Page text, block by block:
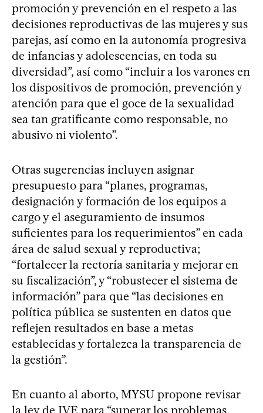
promoción y prevención en el respeto a las
decisiones reproductivas de las mujeres y sus
parejas, así como en la autonomía progresiva
de infancias y adolescencias, en toda su
diversidad”, así como “incluir a los varones en
los dispositivos de promoción, prevención y
atención para que el goce de la sexualidad
sea tan gratificante como responsable, no
abusivo ni violento”.
Otras sugerencias incluyen asignar
presupuesto para “planes, programas,
designación y formación de los equipos a
cargo y el aseguramiento de insumos
suficientes para los requerimientos” en cada
área de salud sexual y reproductiva;
“fortalecer la rectoría sanitaria y mejorar en
su fiscalización”, y “robustecer el sistema de
información” para que “las decisiones en
política pública se sustenten en datos que
reflejen resultados en base a metas
establecidas y fortalezca la transparencia de
la gestión”.
En cuanto al aborto, MYSU propone revisar
la ley de IVE para “superar los problemas